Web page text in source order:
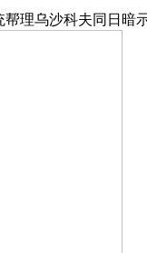
理乌沙科夫同日暗